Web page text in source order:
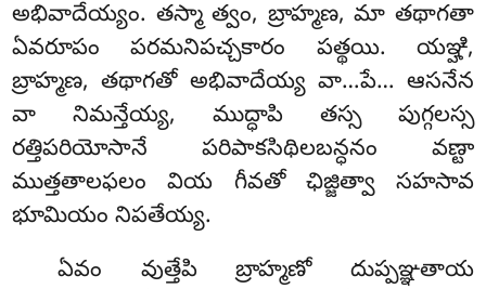
అభివాదేయ్యం. తస్మా త్వం, బ్రాహ్మణ, మా తథాగతా
ఏవరూపం పరమనిపచ్చకారం పత్థయి. యఞ్హి,
బ్రాహ్మణ, తథాగతో అభివాదేయ్య వా…పే… ఆసనేన
వా నిమన్తేయ్య, ముద్ధాపి తస్స పుగ్గలస్స
రత్తిపరియోసానే పరిపాకసిథిలబన్ధనం వణ్టా
ముత్తతాలఫలం వియ గీవతో ఛిజ్జిత్వా సహసావ
భూమియం నిపతేయ్య.
ఏవం వుత్తేపి బ్రాహ్మణో దుప్పఞ్ఞతాయ